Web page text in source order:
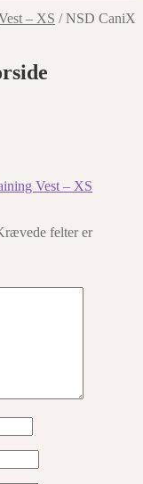
– XS /NSD CaniX
Vest – XS
felter er